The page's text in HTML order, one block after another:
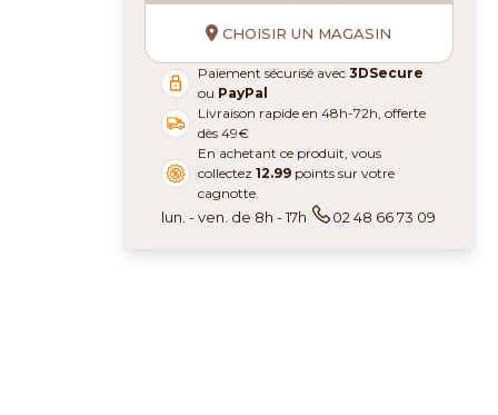
CHOISIR UN MAGASIN
Paiement sécurisé avec3DSecure
ou PayPal
Livraison rapide en 48h-72h, offerte
dès 49€
En achetant ce produit, vous
collectez12.99 points sur votre
cagnotte.
lun. - ven. de 8h - 17h 02 48 66 73 09